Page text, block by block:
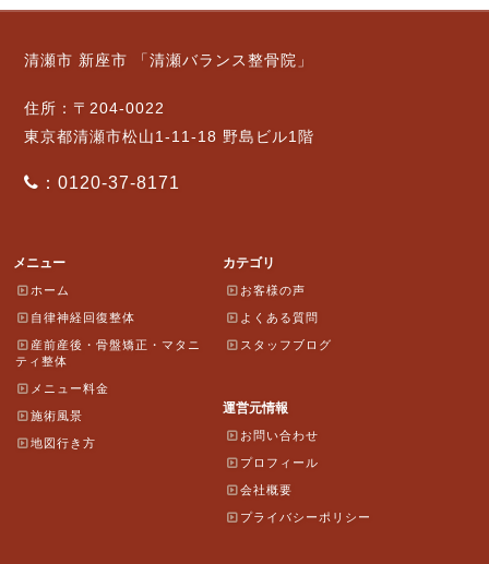
清瀬市 新座市 「清瀬バランス整骨院」
住所：〒204-0022
東京都清瀬市松山1-11-18 野島ビル1階
：0120-37-8171
メニュー
ホーム
自律神経回復整体
産前産後・骨盤矯正・マタニ
ティ整体
メニュー料金
施術風景
地図行き方
カテゴリ
お客様の声
よくある質問
スタッフブログ
運営元情報
お問い合わせ
プロフィール
会社概要
プライバシーポリシー